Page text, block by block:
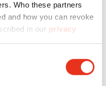
Who these partners
and how you can revoke
in our privacy
230